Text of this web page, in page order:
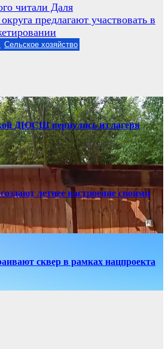
читали Даля
предлагают участвовать в
Сельское хозяйство
ДЮСШ вернулись из лагеря
летнее настроение своими
сквер в рамках нацпроекта